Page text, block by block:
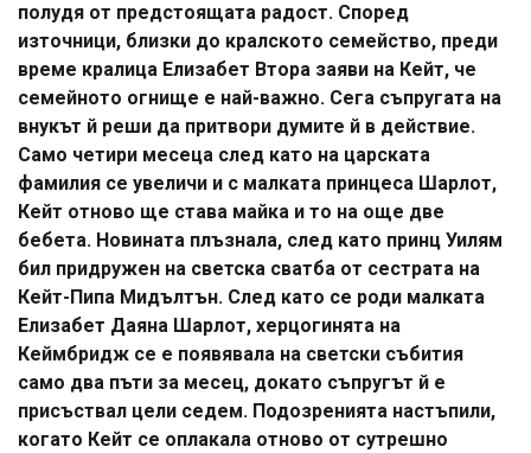
полудя от предстоящата радост. Според
източници, близки до кралското семейство, преди
време кралица Елизабет Втора заяви на Кейт, че
семейното огнище е най-важно. Сега съпругата на
внукът й реши да притвори думите й в действие.
Само четири месеца след като на царската
фамилия се увеличи и с малката принцеса Шарлот,
Кейт отново ще става майка и то на още две
бебета. Новината плъзнала, след като принц Уилям
бил придружен на светска сватба от сестрата на
Кейт-Пипа Мидълтън. След като се роди малката
Елизабет Даяна Шарлот, херцогинята на
Кеймбридж се е появявала на светски събития
само два пъти за месец, докато съпругът й е
присъствал цели седем. Подозренията настъпили,
когато Кейт се оплакала отново от сутрешно